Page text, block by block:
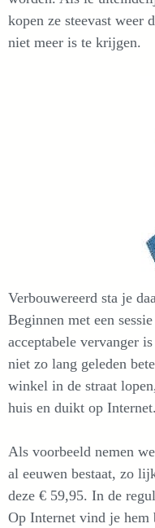
kopen ze steevast weer
niet meer is te krijgen.
Verbouwereerd sta je
Beginnen met een
acceptabele vervanger
niet zo lang geleden
winkel in de straat
huis en duikt op
Als voorbeeld nemen
al eeuwen bestaat, zo
deze € 59,95. In de
Op Internet vind je